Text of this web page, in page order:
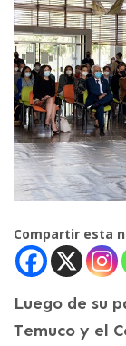
Compartir esta
Luego de su
Temuco y el